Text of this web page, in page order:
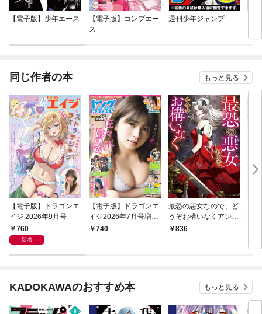
【電子版】少年エース
【電子版】コンプエー
ス
週刊少年ジャンプ
様
同じ作者の本 もっと見る
【電子版】ドラゴンエ
イジ 2026年9月号
760
新着
【電子版】ドラゴンエ
イジ2026年7月号増刊
ヤングドラゴンエイジ
740
最恐の悪女なので、ど
うぞお構いなくアンソ
ロジー
836
KADOKAWAのおすすめ本 もっと見る